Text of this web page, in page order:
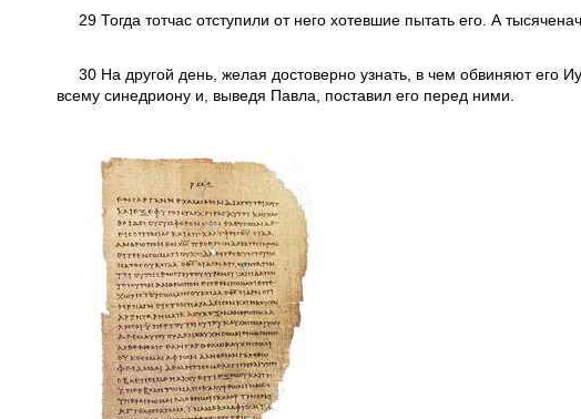
29 Тогда тотчас отступили от него хотевшие пытать его. А
30 На другой день, желая достоверно узнать, в чем обвиняют его
всему синедриону и, выведя Павла, поставил его перед ними.